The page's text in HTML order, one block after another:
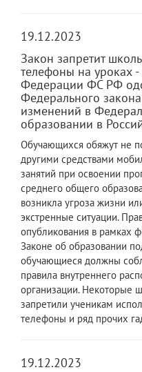
19.12.2023
Закон запретит
телефоны на уроках
Федерации ФС РФ
Федерального
изменений в
образовании в
Обучающихся обяжут не
другими средствами
занятий при освоении
среднего общего
возникла угроза жизни
экстренные ситуации.
опубликования в рамках
Законе об образовании
обучающиеся должны
правила внутреннего
организации. Некоторые
запретили ученикам
телефоны и ряд прочих
19.12.2023